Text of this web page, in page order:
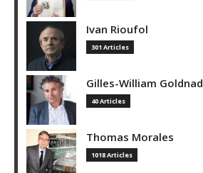
Ivan Rioufol
301 Articles
Gilles-William
40 Articles
Thomas Morales
1018 Articles